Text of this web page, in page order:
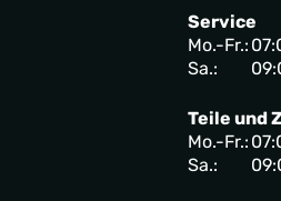
Service
Mo.-Fr.:
Sa.:
Teile und
Mo.-Fr.:
Sa.: